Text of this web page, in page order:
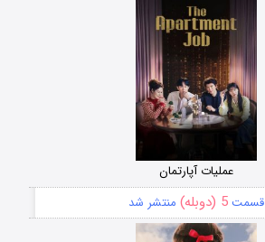
عملیات آپارتمان
قسمت5 (دوبله) منتشر شد